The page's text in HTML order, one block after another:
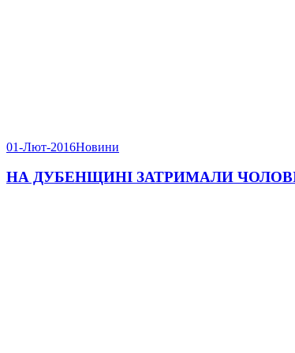
01-Лют-2016Новини
НА ДУБЕНЩИНІ ЗАТРИМАЛИ